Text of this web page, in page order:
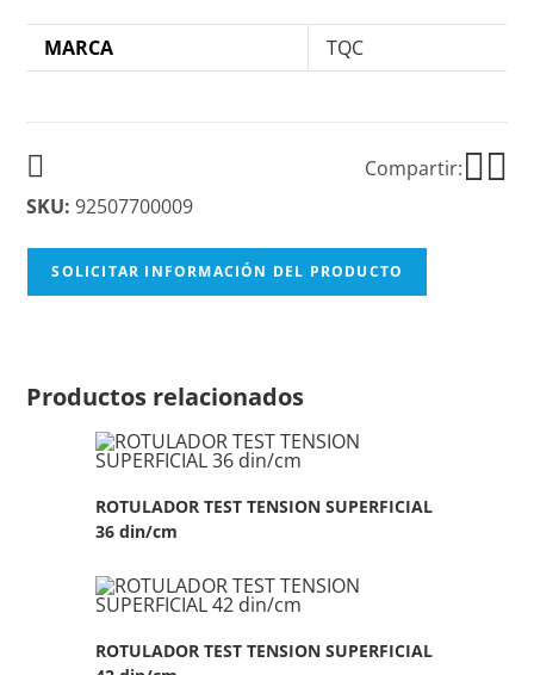
MARCA TQC
Compartir:
SKU: 92507700009
SOLICITAR INFORMACIÓN DEL PRODUCTO
Productos relacionados
ROTULADOR TEST TENSION SUPERFICIAL
36 din/cm
ROTULADOR TEST TENSION SUPERFICIAL